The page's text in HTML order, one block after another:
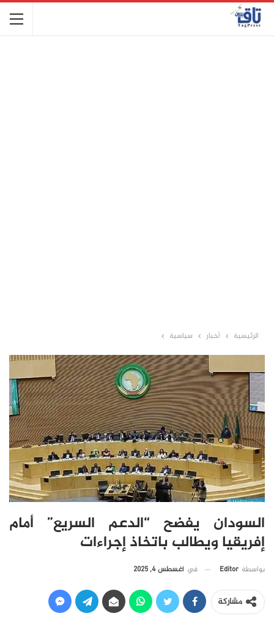
الرئيسية أخبار سياسية
السودان يفضح “الدعم السريع” أمام
إفريقيا ويطالب باتخاذ إجراءات
بواسطة Editor في أغسطس 4, 2025
مشاركة